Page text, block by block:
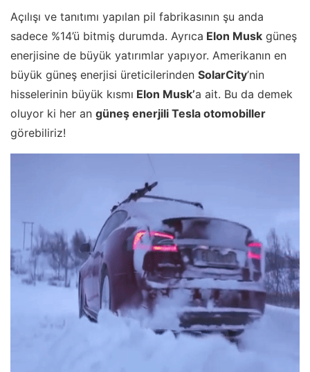
Açılışı ve tanıtımı yapılan pil fabrikasının şu anda
sadece %14’ü bitmiş durumda. Ayrıca Elon Musk güneş
enerjisine de büyük yatırımlar yapıyor. Amerikanın en
büyük güneş enerjisi üreticilerinden SolarCity’nin
hisselerinin büyük kısmı Elon Musk’a ait. Bu da demek
oluyor ki her an güneş enerjili Tesla otomobiller
görebiliriz!